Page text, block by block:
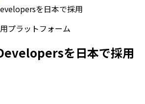
を日本で採用
プラットフォーム
を日本で採用